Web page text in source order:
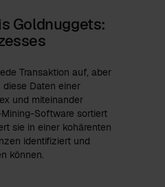
Goldnuggets:
Transaktion auf, aber
Daten einer
und miteinander
Software sortiert
sie in einer kohärenten
identifiziert und
können.